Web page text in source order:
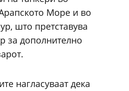
Море и во
што претставува
за дополнително
нагласуваат дека